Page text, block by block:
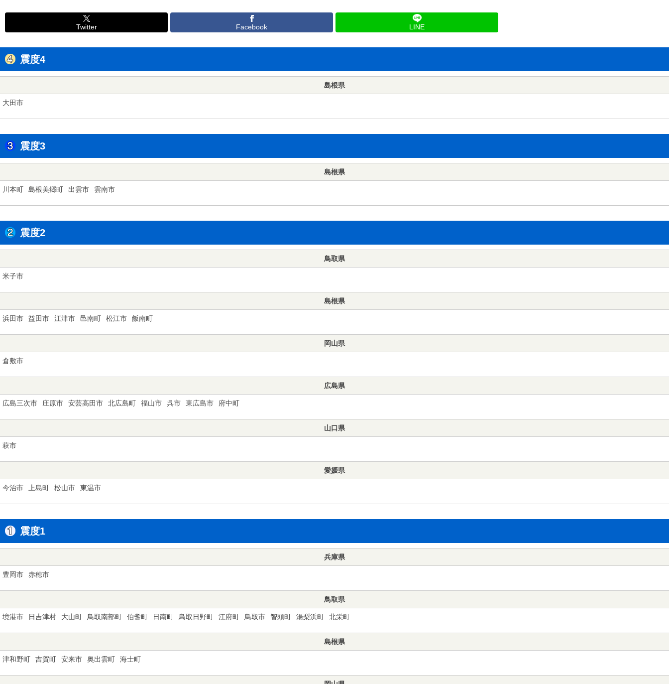
Twitter Facebook LINE
震度4
島根県
大田市
震度3
島根県
川本町 島根美郷町 出雲市 雲南市
震度2
鳥取県
米子市
島根県
浜田市 益田市 江津市 邑南町 松江市 飯南町
岡山県
倉敷市
広島県
広島三次市 庄原市 安芸高田市 北広島町 福山市 呉市 東広島市 府中町
山口県
萩市
愛媛県
今治市 上島町 松山市 東温市
震度1
兵庫県
豊岡市 赤穂市
鳥取県
境港市 日吉津村 大山町 鳥取南部町 伯耆町 日南町 鳥取日野町 江府町 鳥取市 智頭町 湯梨浜町 北栄町
島根県
津和野町 吉賀町 安来市 奥出雲町 海士町